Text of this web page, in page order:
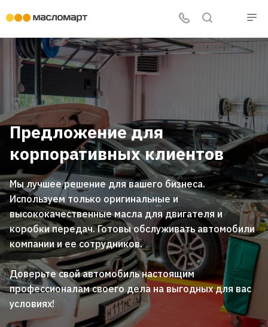
Предложение для
корпоративных клиентов
Мы лучшее решение для вашего бизнеса.
Используем только оригинальные и
высококачественные масла для двигателя и
коробки передач. Готовы обслуживать автомобили
компании и ее сотрудников.
Доверьте свой автомобиль настоящим
профессионалам своего дела на выгодных для вас
условиях!